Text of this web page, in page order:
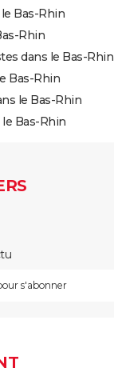
Bas-Rhin
Rhin
dans le Bas-Rhin
Bas-Rhin
le Bas-Rhin
Bas-Rhin